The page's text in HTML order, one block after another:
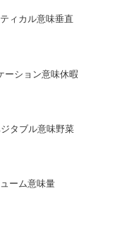
ィカル意味垂直
ーション意味休暇
タブル意味野菜
ーム意味量